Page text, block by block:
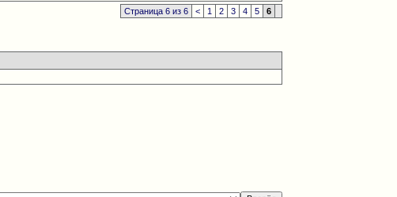
Страница 6 из 6 < 1 2 3 4 5 6